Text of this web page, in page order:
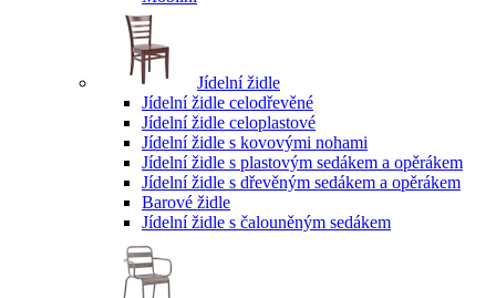
Jídelní židle
Jídelní židle celodřevěné
Jídelní židle celoplastové
Jídelní židle s kovovými nohami
Jídelní židle s plastovým sedákem a opěrákem
Jídelní židle s dřevěným sedákem a opěrákem
Barové židle
Jídelní židle s čalouněným sedákem